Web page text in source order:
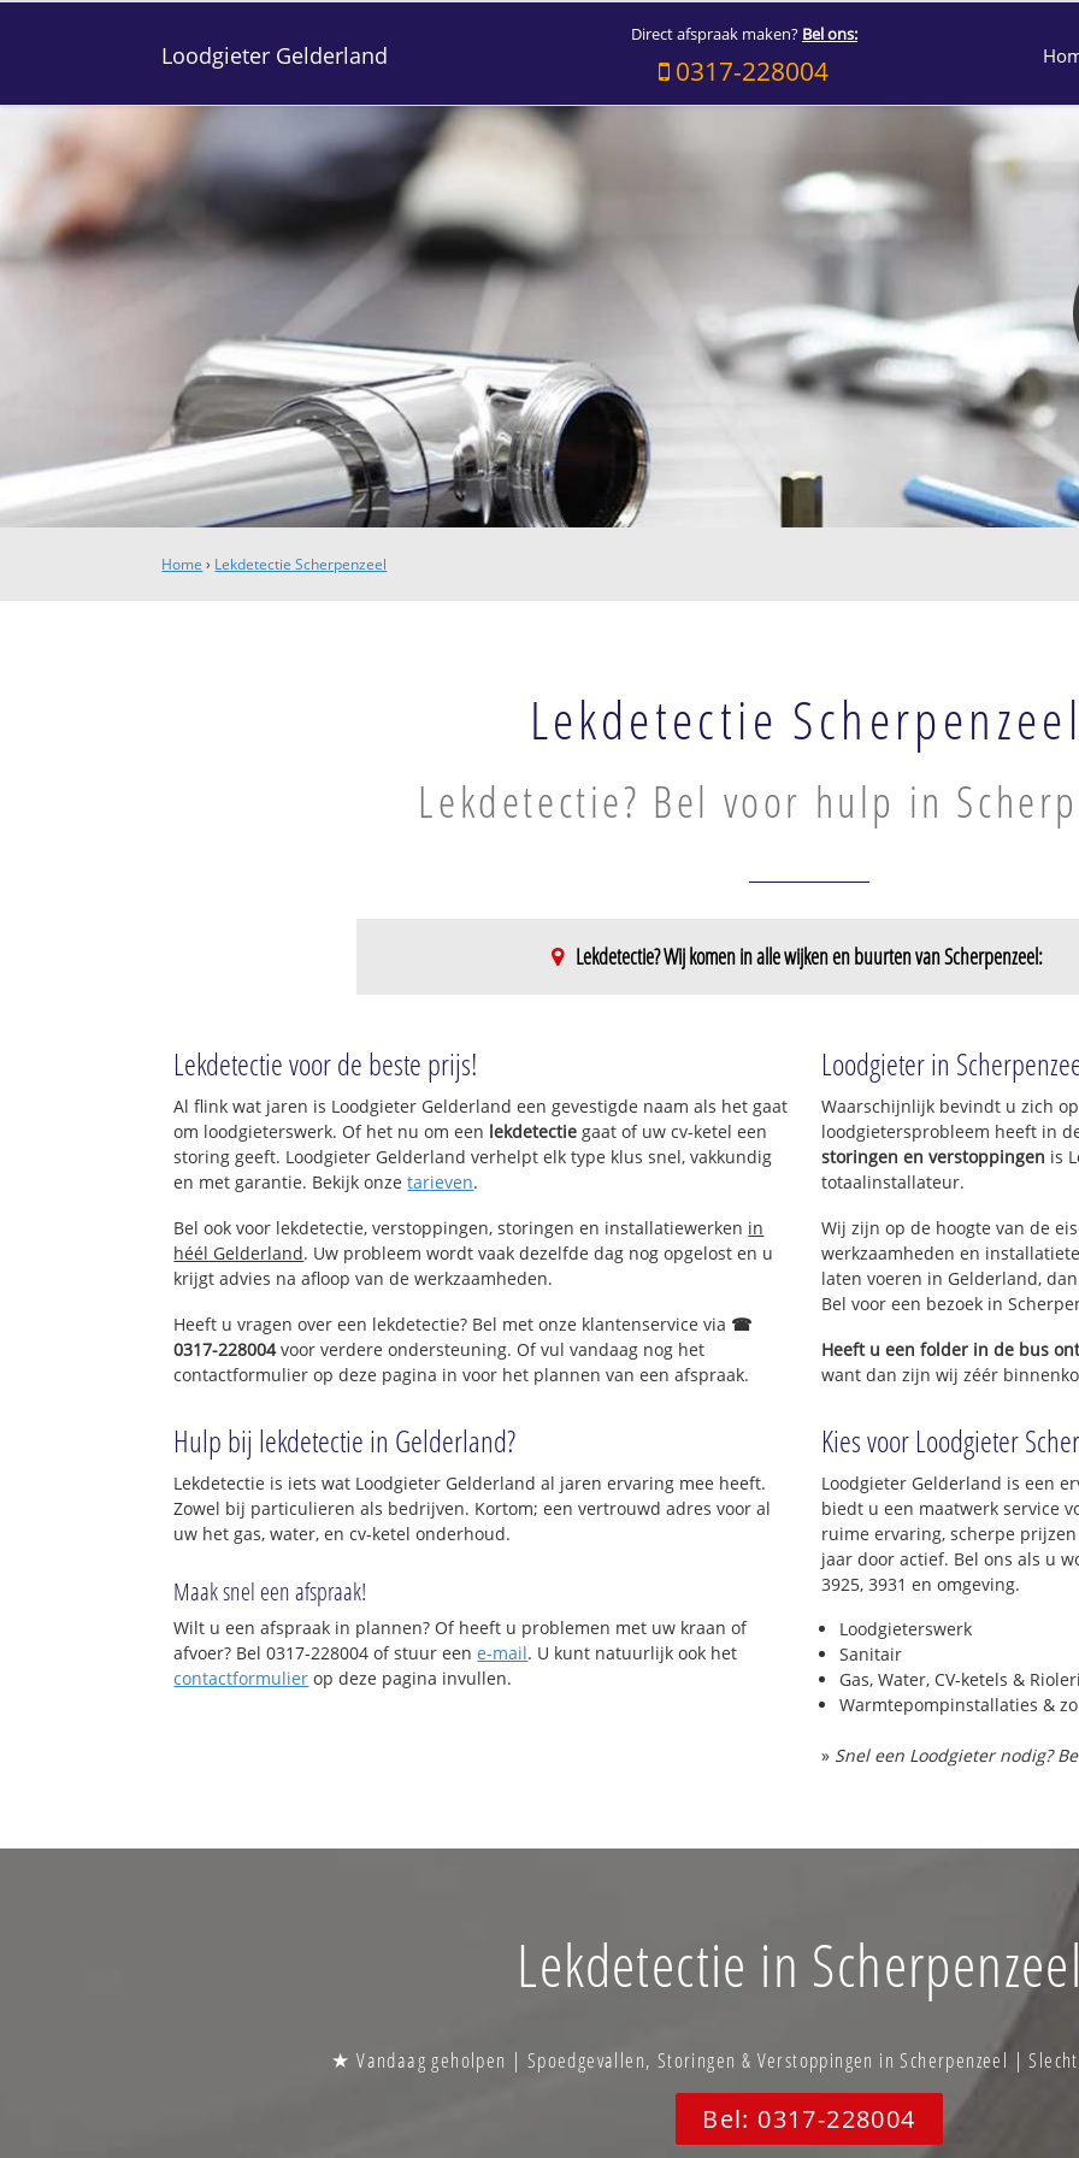
Loodgieter Gelderland
Direct afspraak maken? Bel ons:
0317-228004
Home › Lekdetectie Scherpenzeel
Lekdetectie Scherpenzeel
Lekdetectie? Bel voor hulp in
Lekdetectie? Wij komen in alle wijken en buurten van Scherpenzeel:
Lekdetectie voor de beste prijs!
Al flink wat jaren is Loodgieter Gelderland een gevestigde naam als het gaat
om loodgieterswerk. Of het nu om een lekdetectie gaat of uw cv-ketel een
storing geeft. Loodgieter Gelderland verhelpt elk type klus snel, vakkundig
en met garantie. Bekijk onzetarieven.
Bel ook voor lekdetectie, verstoppingen, storingen en installatiewerken in
héél Gelderland. Uw probleem wordt vaak dezelfde dag nog opgelost en u
krijgt advies na afloop van de werkzaamheden.
Heeft u vragen over een lekdetectie? Bel met onze klantenservice via ☎
0317-228004voor verdere ondersteuning. Of vul vandaag nog het
contactformulier op deze pagina in voor het plannen van een afspraak.
Hulp bij lekdetectie in Gelderland?
Lekdetectie is iets wat Loodgieter Gelderland al jaren ervaring mee heeft.
Zowel bij particulieren als bedrijven. Kortom; een vertrouwd adres voor al
uw het gas, water, en cv-ketel onderhoud.
Maak snel een afspraak!
Wilt u een afspraak in plannen? Of heeft u problemen met uw kraan of
afvoer? Bel 0317-228004 of stuur eene-mail. U kunt natuurlijk ook het
contactformulier op deze pagina invullen.
Loodgieter in
Waarschijnlijk bevindt u zich
loodgietersprobleem heeft in
storingen en verstoppingen is
totaalinstallateur.
Wij zijn op de hoogte van de
werkzaamheden en
laten voeren in Gelderland,
Bel voor een bezoek in
Heeft u een folder in de bus
want dan zijn wij zéér
Kies voor Loodgieter
Loodgieter Gelderland is een
biedt u een maatwerk service
ruime ervaring, scherpe
jaar door actief. Bel ons als u
3925, 3931 en omgeving.
Loodgieterswerk
Sanitair
Gas, Water, CV-ketels &
Warmtepompinstallaties &
» Snel een Loodgieter nodig?
Lekdetectie in
★ Vandaag geholpen | Spoedgevallen, Storingen & Verstoppingen in Scherpenzeel |
Bel: 0317-228004